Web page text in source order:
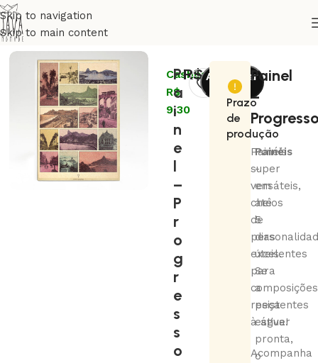
Skip to navigation
Skip to main content
Início Artistas Coletivo Guava
Cashback:
R$
9,30
P
a
i
n
e
l
–
P
r
o
g
r
e
s
s
o
R$93,00
Adicionar
ao
carrinho
Prazo
de
produção
Painéis
-
em
até
5
dias
úteis.
Se
a
peça
estiver
pronta,
o
Painel
–
Painéis
super
versáteis,
cheios
de
excelentes
para
resistentes
à água!
Acompanha